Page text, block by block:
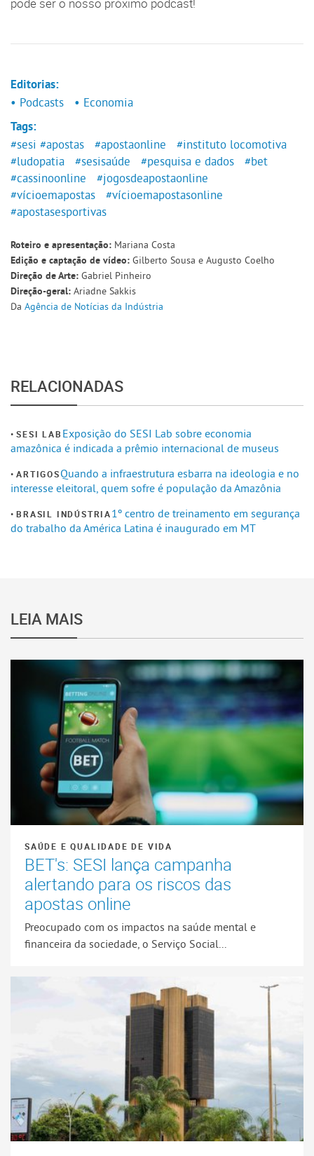
pode ser o nosso próximo podcast!
Editorias:
• Podcasts
• Economia
Tags:
#sesi #apostas #apostaonline
#instituto locomotiva
#ludopatia
#sesisaúde #pesquisa e dados
#bet
#cassinoonline
#jogosdeapostaonline
#vícioemapostas
#vícioemapostasonline
#apostasesportivas
Roteiro e apresentação: Mariana Costa
Edição e captação de vídeo: Gilberto Sousa e Augusto Coelho
Direção de Arte: Gabriel Pinheiro
Direção-geral: Ariadne Sakkis
Da Agência de Notícias da Indústria
RELACIONADAS
SESI LAB Exposição do SESI Lab sobre economia
amazônica é indicada a prêmio internacional de museus
ARTIGOSQuando a infraestrutura esbarra na ideologia e no
interesse eleitoral, quem sofre é população da Amazônia
BRASIL INDÚSTRIA1º centro de treinamento em segurança
do trabalho da América Latina é inaugurado em MT
LEIA MAIS
SAÚDE E QUALIDADE DE VIDA
BET's: SESI lança campanha
alertando para os riscos das
apostas online
Preocupado com os impactos na saúde mental e
financeira da sociedade, o Serviço Social...